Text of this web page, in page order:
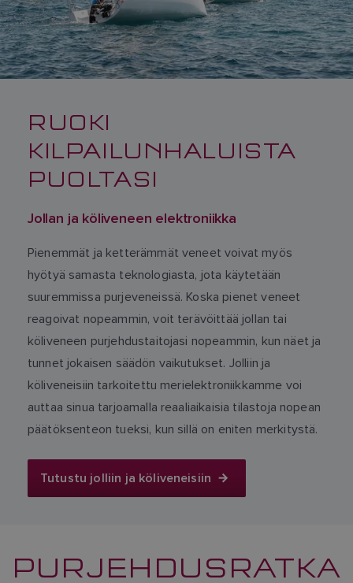
RUOKI
KILPAILUNHALUISTA
PUOLTASI
Jollan ja köliveneen elektroniikka
Pienemmät ja ketterämmät veneet voivat myös
hyötyä samasta teknologiasta, jota käytetään
suuremmissa purjeveneissä. Koska pienet veneet
reagoivat nopeammin, voit terävöittää jollan tai
köliveneen purjehdustaitojasi nopeammin, kun näet ja
tunnet jokaisen säädön vaikutukset. Jolliin ja
köliveneisiin tarkoitettu merielektroniikkamme voi
auttaa sinua tarjoamalla reaaliaikaisia tilastoja nopean
päätöksenteon tueksi, kun sillä on eniten merkitystä.
Tutustu jolliin ja köliveneisiin
PURJEHDUSRATKA